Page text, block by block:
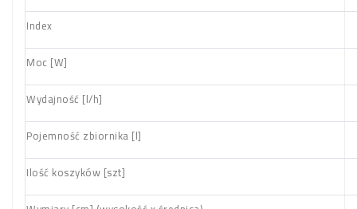
Index
Moc [W]
Wydajność [l/h]
Pojemność zbiornika [l]
Ilość koszyków [szt]